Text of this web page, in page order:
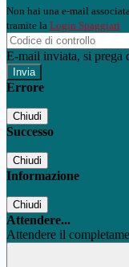
Non hai una e-mail
tramite la Login Spaggiari
E-mail inviata, si prega
Errore
Chiudi
Successo
Chiudi
Informazione
Chiudi
Attendere...
Attendere il